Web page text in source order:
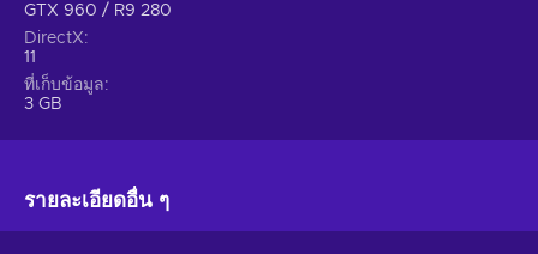
GTX 960 / R9 280
DirectX
11
ที่เก็บข้อมูล
3 GB
รายละเอียดอื่น ๆ